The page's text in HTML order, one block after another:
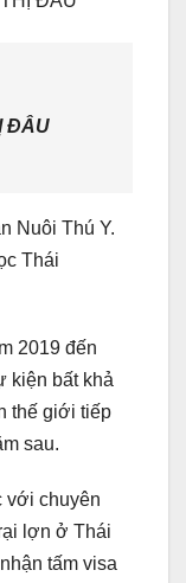
ĐÂU
Nuôi Thú Y.
Thái
2019 đến
kiện bất khả
thế giới tiếp
sau.
với chuyên
lợn ở Thái
tấm visa